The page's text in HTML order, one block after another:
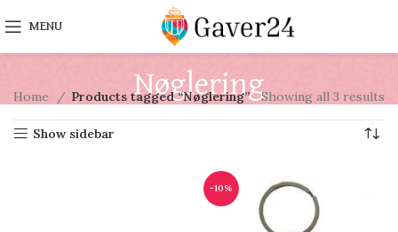
MENU
Nøglering
Home Products tagged “Nøglering” Showing all 3 results
Show sidebar
-10%